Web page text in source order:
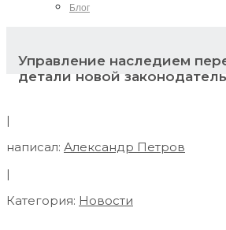
Блог
Управление наследием
детали новой
|
написал: Александр Петров
|
Категория: Новости